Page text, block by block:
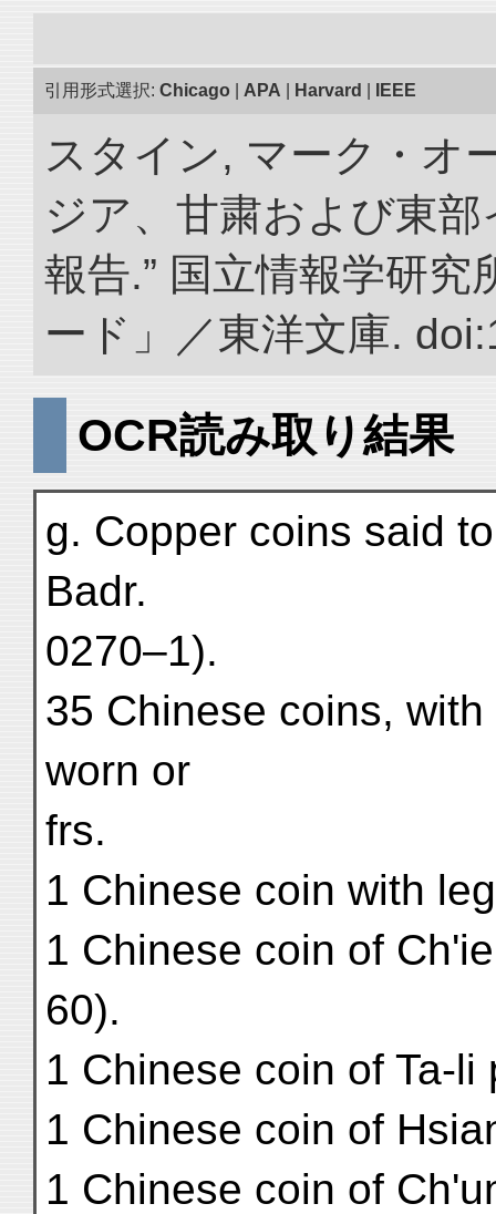
引用形式選択: Chicago APA Harvard IEEE
スタイン, マーク・オ
ジア、甘粛および東
報告.” 国立情報学研
ード」／東洋文庫.
OCR読み取り結果
g. Copper coins said
Badr.
0270–1).
35 Chinese coins,
worn or
frs.
1 Chinese coin with
1 Chinese coin of
60).
1 Chinese coin of Ta-
1 Chinese coin of
1 Chinese coin of